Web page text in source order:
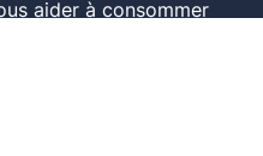
aider à consommer